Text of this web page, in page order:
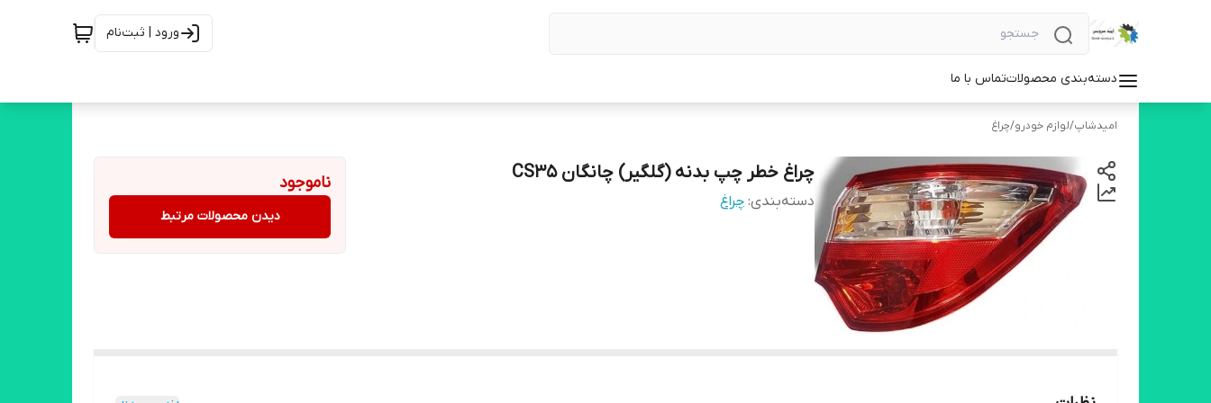
ورود | ثبت‌نام
دسته‌بندی محصولاتتماس با ما
امیدشاپ/لوازم خودرو/چراغ
چراغ خطر چپ بدنه (گلگیر) چانگان CS35
دسته‌بندی: چراغ
ناموجود
دیدن محصولات مرتبط